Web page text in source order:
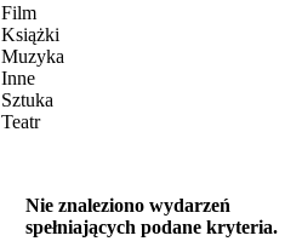
Film
Książki
Muzyka
Inne
Sztuka
Teatr
Nie znaleziono wydarzeń
spełniających podane kryteria.